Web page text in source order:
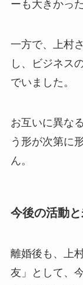
ーも大きかっ
一方で、上村
し、ビジネス
でいました。
お互いに異な
う形が次第に
ん。
今後の活動
離婚後も、上
友」として、